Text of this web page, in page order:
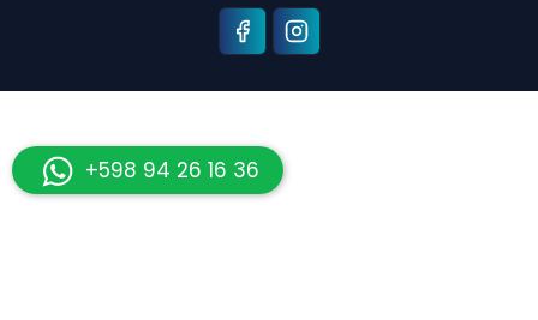
+598 94 26 16 36